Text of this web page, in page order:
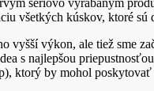
všetkých kúskov, ktoré sú
výkon, ale tiež sme
s najlepšou
ktorý by mohol